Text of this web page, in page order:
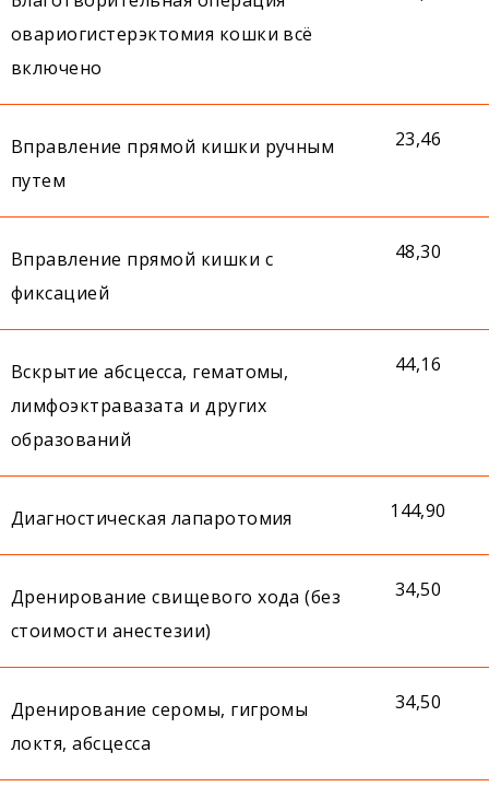
овариогистерэктомия кошки всё
включено
Вправление прямой кишки ручным
путем
23,46
Вправление прямой кишки с
фиксацией
48,30
Вскрытие абсцесса, гематомы,
лимфоэктравазата и других
образований
44,16
Диагностическая лапаротомия 144,90
Дренирование свищевого хода (без
стоимости анестезии)
34,50
Дренирование серомы, гигромы
локтя, абсцесса
34,50